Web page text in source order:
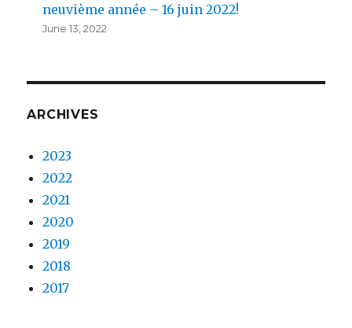
neuvième année – 16 juin 2022!
June 13, 2022
ARCHIVES
2023
2022
2021
2020
2019
2018
2017